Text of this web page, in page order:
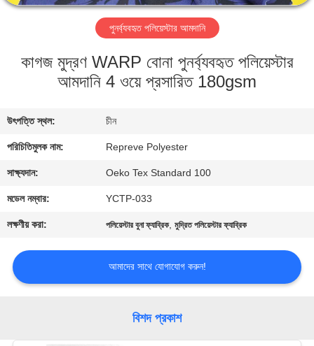
আমাদের
মান
নিয়ন্ত্রণ
যোগাযোগ
খবর
পুনর্ব্যবহৃত পলিয়েস্টার আমদানি
কাগজ মুদ্রণ WARP বোনা পুনর্ব্যবহৃত পলিয়েস্টার
আমদানি 4 ওয়ে প্রসারিত 180gsm
উৎপত্তি স্থল: চীন
পরিচিতিমুলক নাম: Repreve Polyester
সাক্ষ্যদান: Oeko Tex Standard 100
মডেল নম্বার: YCTP-033
লক্ষণীয় করা: পলিয়েস্টার বুনা ফ্যাব্রিক,মুদ্রিত পলিয়েস্টার ফ্যাব্রিক
আমাদের সাথে যোগাযোগ করুন!
বিশদ প্রকাশ